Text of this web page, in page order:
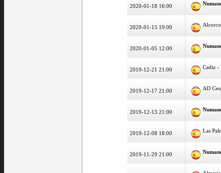
2020-01-18 16:00
2020-01-15 19:00
2020-01-05 12:00
2019-12-21 21:00 Cadiz -
2019-12-17 21:00 AD
2019-12-13 21:00
2019-12-08 18:00 Las
2019-11-29 21:00